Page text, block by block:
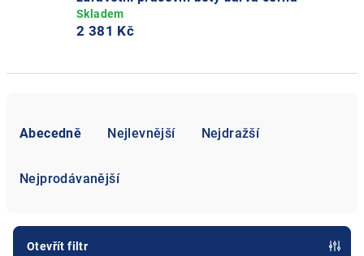
2 381 Kč
Abecedně Nejlevnější Nejdražší
Nejprodávanější
Otevřít filtr